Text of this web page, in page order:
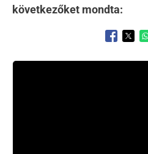
következőket mondta:
Opens